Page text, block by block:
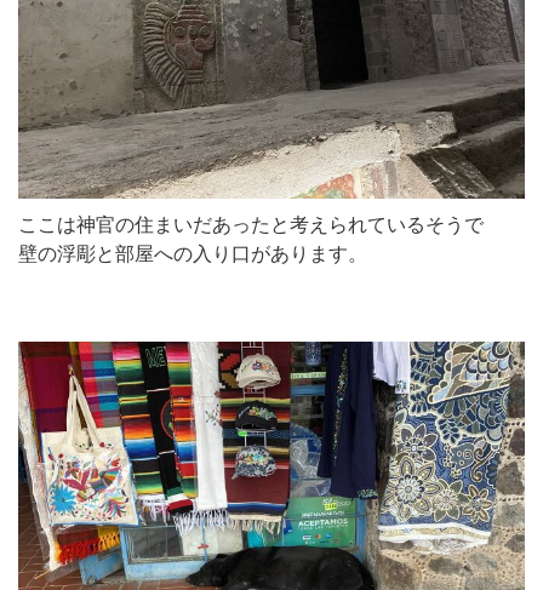
ここは神官の住まいだあったと考えられているそうで
壁の浮彫と部屋への入り口があります。